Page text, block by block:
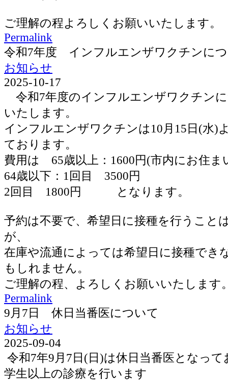
ご理解の程よろしくお願いいたします。
Permalink
令和7年度 インフルエンザワクチンに
お知らせ
2025-10-17
令和7年度のインフルエンザワクチン
いたします。
インフルエンザワクチンは10月15日(水)
ております。
費用は 65歳以上：1600円(市内にお住ま
64歳以下：1回目 3500円
2回目 1800円 となります。
予約は不要で、希望日に接種を行うこと
が、
在庫や流通によっては希望日に接種でき
もしれません。
ご理解の程、よろしくお願いいたします
Permalink
9月7日 休日当番医について
お知らせ
2025-09-04
令和7年9月7日(日)は休日当番医となっ
学生以上の診療を行います